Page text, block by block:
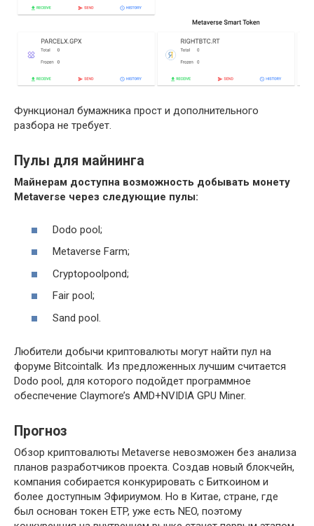
Функционал бумажника прост и дополнительного
разбора не требует.
Пулы для майнинга
Майнерам доступна возможность добывать монету
Metaverse через следующие пулы:
Dodo pool;
Metaverse Farm;
Cryptopoolpond;
Fair pool;
Sand pool.
Любители добычи криптовалюты могут найти пул на
форуме Bitcointalk. Из предложенных лучшим считается
Dodo pool, для которого подойдет программное
обеспечение Claymore’s AMD+NVIDIA GPU Miner.
Прогноз
Обзор криптовалюты Metaverse невозможен без анализа
планов разработчиков проекта. Создав новый блокчейн,
компания собирается конкурировать с Биткоином и
более доступным Эфириумом. Но в Китае, стране, где
был основан токен ETP, уже есть NEO, поэтому